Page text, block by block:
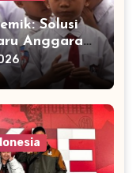
Solusi
Anggaran